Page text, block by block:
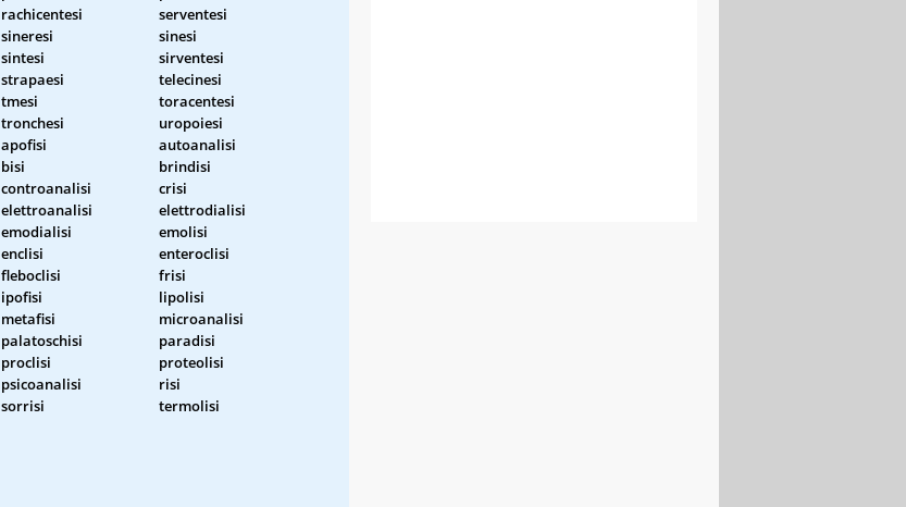
rachicentesi
serventesi
sineresi
sinesi
sintesi
sirventesi
strapaesi
telecinesi
tmesi
toracentesi
tronchesi
uropoiesi
apofisi
autoanalisi
bisi
brindisi
controanalisi
crisi
elettroanalisi
elettrodialisi
emodialisi
emolisi
enclisi
enteroclisi
fleboclisi
frisi
ipofisi
lipolisi
metafisi
microanalisi
palatoschisi
paradisi
proclisi
proteolisi
psicoanalisi
risi
sorrisi
termolisi